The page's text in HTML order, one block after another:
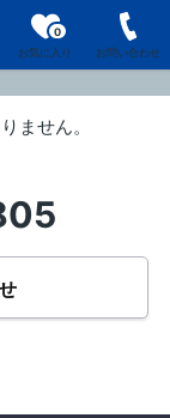
お気に入り
0
お問い合わせ
ません。